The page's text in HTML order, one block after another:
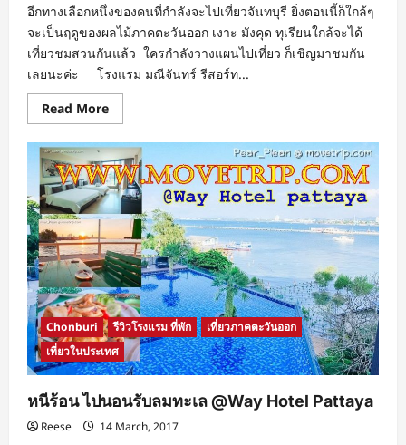
อีกทางเลือกหนึ่งของคนที่กำลังจะไปเที่ยวจันทบุรี ยิ่งตอนนี้ก็ใกล้ๆ
จะเป็นฤดูของผลไม้ภาคตะวันออก เงาะ มังคุด ทุเรียนใกล้จะได้
เที่ยวชมสวนกันแล้ว ใครกำลังวางแผนไปเที่ยว ก็เชิญมาชมกัน
เลยนะค่ะ โรงแรม มณีจันทร์ รีสอร์ท...
Read MoreRead
more
เที่ยว
จันทบุรี
พัก
โรงแรม
มณี
จันทร์
จันทบุรี
ที่พัก
สบาย
ต้นไม้
งาม
@Maneechan
Resort
Chantaburi
Chonburi รีวิวโรงแรม ที่พัก
เที่ยวภาคตะวันออก
เที่ยวในประเทศ
หนีร้อน ไปนอนรับลมทะเล @Way Hotel Pattaya
Reese 14 March, 2017